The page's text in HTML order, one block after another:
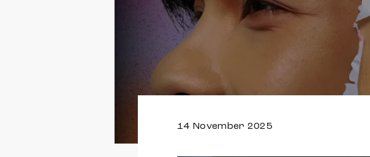
14 November 2025